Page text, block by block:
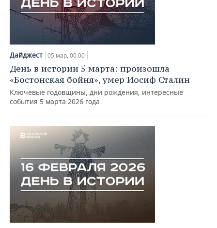
Дайджест 05 мар, 00:00
День в истории 5 марта: произошла
«Бостонская бойня», умер Иосиф Сталин
Ключевые годовщины, дни рождения, интересные
события 5 марта 2026 года